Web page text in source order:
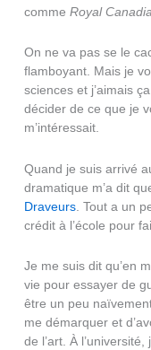
comme Royal
On ne va pas se le
flamboyant. Mais je
sciences et j’aimais
décider de ce que je
m’intéressait.
Quand je suis arrivé
dramatique m’a dit
Draveurs. Tout a un
crédit à l’école pour
Je me suis dit qu’en
vie pour essayer de
être un peu
me démarquer et
de l’art. À